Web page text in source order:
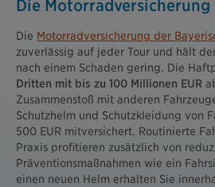
Die Motorradversicherung
Die Motorradversicherung der
zuverlässig auf jeder Tour und hält
nach einem Schaden gering. Die
Dritten mit bis zu 100 Millionen EUR
Zusammenstoß mit anderen
Schutzhelm und Schutzkleidung von
500 EUR mitversichert. Routinierte
Praxis profitieren zusätzlich von
Präventionsmaßnahmen wie ein
einen neuen Helm erhalten Sie